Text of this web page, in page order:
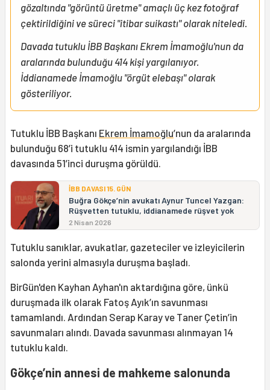
gözaltında "görüntü üretme" amaçlı üç kez fotoğraf
çektirildiğini ve süreci "itibar suikastı" olarak niteledi.
Davada tutuklu İBB Başkanı Ekrem İmamoğlu'nun da
aralarında bulunduğu 414 kişi yargılanıyor.
İddianamede İmamoğlu "örgüt elebaşı" olarak
gösteriliyor.
Tutuklu İBB Başkanı Ekrem İmamoğlu’nun da aralarında
bulunduğu 68’i tutuklu 414 ismin yargılandığı İBB
davasında 51’inci duruşma görüldü.
İBB DAVASI 15. GÜN
Buğra Gökçe’nin avukatı Aynur Tuncel Yazgan:
Rüşvetten tutuklu, iddianamede rüşvet yok
2 Nisan 2026
Tutuklu sanıklar, avukatlar, gazeteciler ve izleyicilerin
salonda yerini almasıyla duruşma başladı.
BirGün'den Kayhan Ayhan'ın aktardığına göre, ünkü
duruşmada ilk olarak Fatoş Ayık’ın savunması
tamamlandı. Ardından Serap Karay ve Taner Çetin’in
savunmaları alındı. Davada savunması alınmayan 14
tutuklu kaldı.
Gökçe’nin annesi de mahkeme salonunda